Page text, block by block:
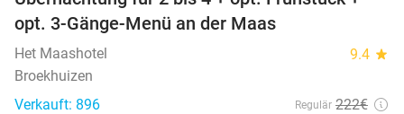
opt. 3-Gänge-Menü an der Maas
Het Maashotel 9.4 star
Broekhuizen
Verkauft: 896
Regulär 222€